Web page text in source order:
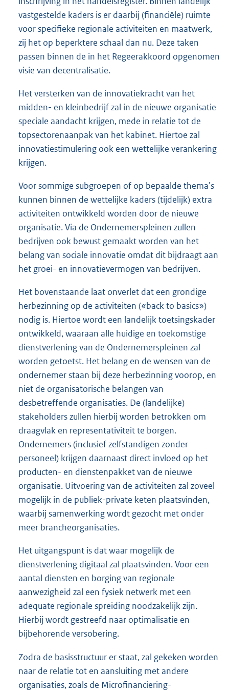
vastgestelde kaders is er daarbij (financiële) ruimte
voor specifieke regionale activiteiten en maatwerk,
zij het op beperktere schaal dan nu. Deze taken
passen binnen de in het Regeerakkoord opgenomen
visie van decentralisatie.
Het versterken van de innovatiekracht van het
midden- en kleinbedrijf zal in de nieuwe organisatie
speciale aandacht krijgen, mede in relatie tot de
topsectorenaanpak van het kabinet. Hiertoe zal
innovatiestimulering ook een wettelijke verankering
krijgen.
Voor sommige subgroepen of op bepaalde thema’s
kunnen binnen de wettelijke kaders (tijdelijk) extra
activiteiten ontwikkeld worden door de nieuwe
organisatie. Via de Ondernemerspleinen zullen
bedrijven ook bewust gemaakt worden van het
belang van sociale innovatie omdat dit bijdraagt aan
het groei- en innovatievermogen van bedrijven.
Het bovenstaande laat onverlet dat een grondige
herbezinning op de activiteiten («back to basics»)
nodig is. Hiertoe wordt een landelijk toetsingskader
ontwikkeld, waaraan alle huidige en toekomstige
dienstverlening van de Ondernemerspleinen zal
worden getoetst. Het belang en de wensen van de
ondernemer staan bij deze herbezinning voorop, en
niet de organisatorische belangen van
desbetreffende organisaties. De (landelijke)
stakeholders zullen hierbij worden betrokken om
draagvlak en representativiteit te borgen.
Ondernemers (inclusief zelfstandigen zonder
personeel) krijgen daarnaast direct invloed op het
producten- en dienstenpakket van de nieuwe
organisatie. Uitvoering van de activiteiten zal zoveel
mogelijk in de publiek-private keten plaatsvinden,
waarbij samenwerking wordt gezocht met onder
meer brancheorganisaties.
Het uitgangspunt is dat waar mogelijk de
dienstverlening digitaal zal plaatsvinden. Voor een
aantal diensten en borging van regionale
aanwezigheid zal een fysiek netwerk met een
adequate regionale spreiding noodzakelijk zijn.
Hierbij wordt gestreefd naar optimalisatie en
bijbehorende versobering.
Zodra de basisstructuur er staat, zal gekeken worden
naar de relatie tot en aansluiting met andere
organisaties, zoals de Microfinanciering-